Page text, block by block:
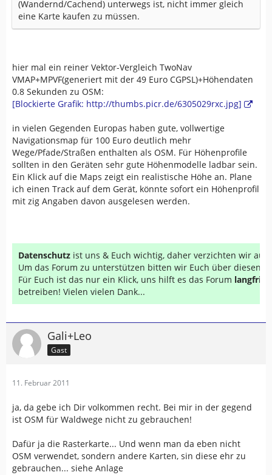
(Wandernd/Cachend) unterwegs ist, nicht immer gleich
eine Karte kaufen zu müssen.
hier mal ein reiner Vektor-Vergleich TwoNav
VMAP+MPVF(generiert mit der 49 Euro CGPSL)+Höhendaten
0.8 Sekunden zu OSM:
[Blockierte Grafik: http://thumbs.picr.de/6305029rxc.jpg]
in vielen Gegenden Europas haben gute, vollwertige
Navigationsmap für 100 Euro deutlich mehr
Wege/Pfade/Straßen enthalten als OSM. Für Höhenprofile
sollten in den Geräten sehr gute Höhenmodelle ladbar sein.
Ein Klick auf die Maps zeigt ein realistische Höhe an. Plane
ich einen Track auf dem Gerät, könnte sofort ein Höhenprofil
mit zig Angaben davon ausgelesen werden.
Datenschutz ist uns & Euch wichtig, daher verzichten wir auf
Um das Forum zu unterstützen bitten wir Euch über diesen
Für Euch ist das nur ein Klick, uns hilft es das Forum
betreiben! Vielen vielen Dank...
Gali+Leo
Gast
11. Februar 2011
ja, da gebe ich Dir volkommen recht. Bei mir in der gegend
ist OSM für Waldwege nicht zu gebrauchen!
Dafür ja die Rasterkarte... Und wenn man da eben nicht
OSM verwendet, sondern andere Karten, sin diese ehr zu
gebrauchen... siehe Anlage